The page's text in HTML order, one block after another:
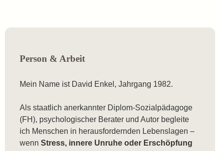
Person & Arbeit
Mein Name ist David Enkel, Jahrgang 1982.
Als staatlich anerkannter Diplom-Sozialpädagoge
(FH), psychologischer Berater und Autor begleite
ich Menschen in herausfordernden Lebenslagen –
wenn Stress, innere Unruhe oder Erschöpfung